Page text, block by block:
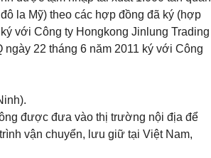
la Mỹ) theo các hợp đồng đã ký (hợp
với Công ty Hongkong Jinlung Trading
22 tháng 6 năm 2011 ký với Công
được đưa vào thị trường nội địa để
vận chuyển, lưu giữ tại Việt Nam,